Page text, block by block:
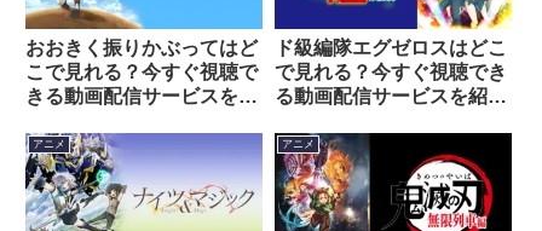
おおきく振りかぶってはど
こで見れる？今すぐ視聴で
きる動画配信サービスを紹
ド級編隊エグゼロスはどこ
で見れる？今すぐ視聴でき
る動画配信サービスを紹
アニメ アニメ